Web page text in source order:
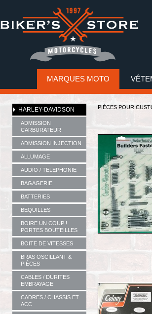
MARQUES MOTO
HARLEY-DAVIDSON
ADMISSION
CARBURATEUR
ADMISSION INJECTION
ALLUMAGE
AUDIO / TELEPHONIE
BAGAGERIE
BATTERIES
BEQUILLES
BOIRE UN COUP !
PORTES BOUTEILLES
BOITE DE VITESSES
BRAS OSCILLANT &
PIÈCES
CABLES / DURITES
EMBRAYAGE
CADRES / CHASSIS ET
ACC
PIÈCES POUR